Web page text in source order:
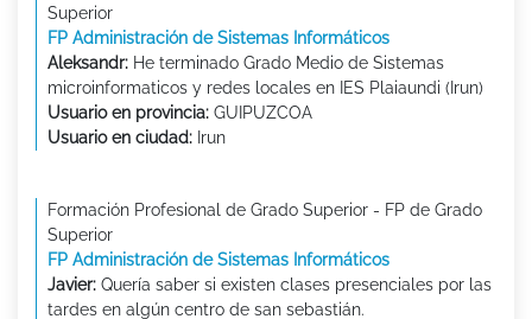
Superior
FP Administración de Sistemas Informáticos
Aleksandr: He terminado Grado Medio de Sistemas
microinformaticos y redes locales en IES Plaiaundi (Irun)
Usuario en provincia: GUIPUZCOA
Usuario en ciudad: Irun
Formación Profesional de Grado Superior - FP de Grado
Superior
FP Administración de Sistemas Informáticos
Javier: Quería saber si existen clases presenciales por las
tardes en algún centro de san sebastián.